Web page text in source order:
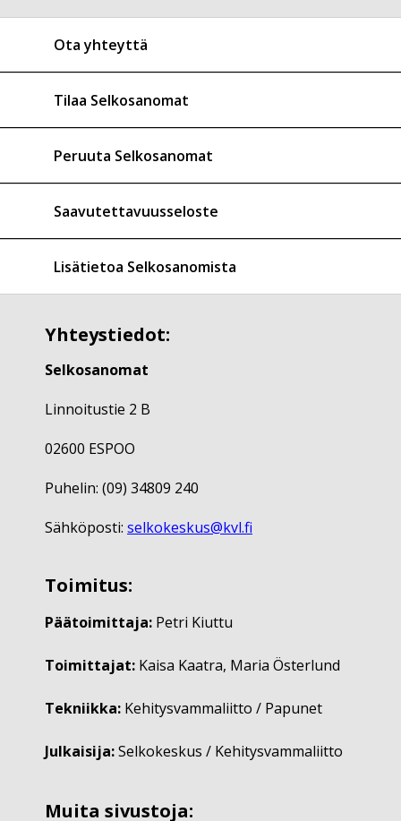
Ota yhteyttä
Tilaa Selkosanomat
Peruuta Selkosanomat
Saavutettavuusseloste
Lisätietoa Selkosanomista
Yhteystiedot:
Selkosanomat
Linnoitustie 2 B
02600 ESPOO
Puhelin: (09) 34809 240
Sähköposti: selkokeskus@kvl.fi
Toimitus:
Päätoimittaja: Petri Kiuttu
Toimittajat: Kaisa Kaatra, Maria Österlund
Tekniikka: Kehitysvammaliitto / Papunet
Julkaisija:Selkokeskus / Kehitysvammaliitto
Muita sivustoja: